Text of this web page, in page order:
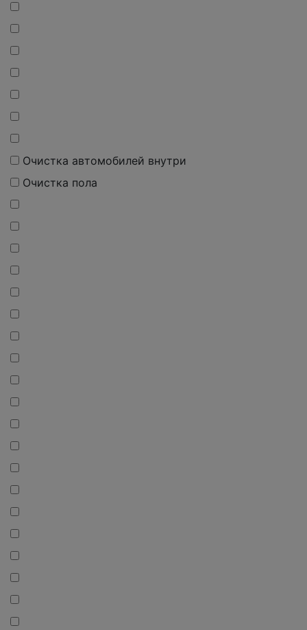
Очистка автомобилей внутри
Очистка пола